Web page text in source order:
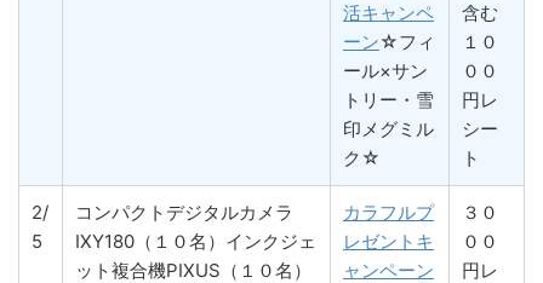
活キャンペ
ーン☆フィ
ール×サン
トリー・雪
印メグミル
ク☆
含む
１０
００
円レ
シー
ト
2/
5
コンパクトデジタルカメラ
IXY180（１０名）インクジェ
ット複合機PIXUS（１０名）
カラフルプ
レゼントキ
ャンペーン
３０
００
円レ